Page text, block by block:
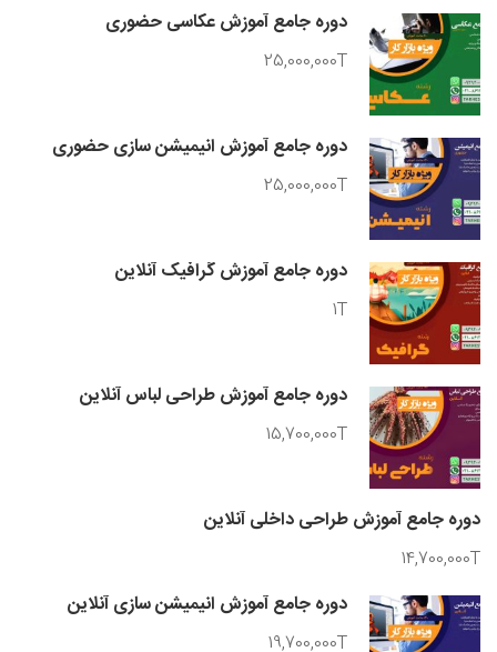
دوره جامع آموزش عکاسی حضوری
25,000,000T
دوره جامع آموزش انیمیشن سازی حضوری
25,000,000T
دوره جامع آموزش گرافیک آنلاین
1T
دوره جامع آموزش طراحی لباس آنلاین
15,700,000T
دوره جامع آموزش طراحی داخلی آنلاین
14,700,000T
دوره جامع آموزش انیمیشن سازی آنلاین
19,700,000T